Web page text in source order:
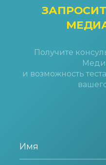
Получите
и возможность